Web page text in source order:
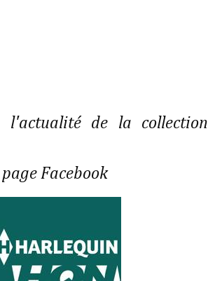
l'actualité de la collection
Facebook